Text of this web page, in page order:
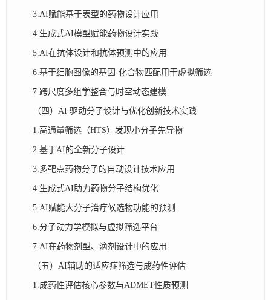
3.AI赋能基于表型的药物设计应用
4.生成式AI模型赋能药物设计实践
5.AI在抗体设计和抗体预测中的应用
6.基于细胞图像的基因-化合物匹配用于虚拟筛选
7.跨尺度多组学整合与时空动态建模
（四）AI 驱动分子设计与优化创新技术实践
1.高通量筛选（HTS）发现小分子先导物
2.基于AI的全新分子设计
3.多靶点药物分子的自动设计技术应用
4.生成式AI助力药物分子结构优化
5.AI赋能大分子治疗候选物功能的预测
6.分子动力学模拟与虚拟筛选平台
7.AI在药物剂型、滴剂设计中的应用
（五）AI辅助的适应症筛选与成药性评估
1.成药性评估核心参数与ADMET性质预测